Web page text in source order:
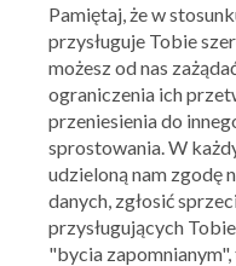
Pamiętaj, że w
przysługuje Tobie
możesz od nas
ograniczenia ich
przeniesienia do
sprostowania. W
udzieloną nam zgodę
danych, zgłosić
przysługujących
"bycia zapomnianym",